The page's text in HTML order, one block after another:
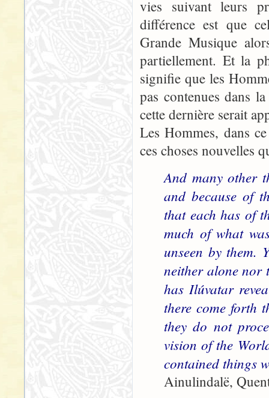
vies suivant leurs
différence est que
Grande Musique
partiellement. Et la
signifie que les
pas contenues dans
cette dernière serait
Les Hommes, dans
ces choses nouvelles
And many other
and because of
that each has of
much of what
unseen by them.
neither alone nor
has Ilúvatar
there come forth
they do not
vision of the
contained things
Ainulindalë,